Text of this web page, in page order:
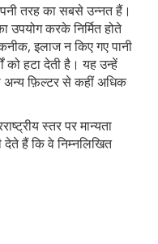
तरह का सबसे उन्नत हैं।
करके निर्मित होते
इलाज न किए गए पानी
को हटा देती है। यह उन्हें
अन्य फ़िल्टर से कहीं अधिक
स्तर पर मान्यता
देते हैं कि वे निम्नलिखित